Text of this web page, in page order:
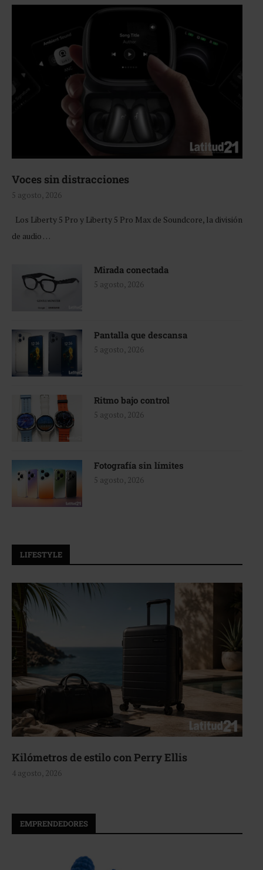
Voces sin distracciones
5 agosto, 2026
Los Liberty 5 Pro y Liberty 5 Pro Max de Soundcore, la división
de audio …
Mirada conectada
5 agosto, 2026
Pantalla que descansa
5 agosto, 2026
Ritmo bajo control
5 agosto, 2026
Fotografía sin límites
5 agosto, 2026
LIFESTYLE
Aerie, texturas que fluyen
4 agosto, 2026
EMPRENDEDORES